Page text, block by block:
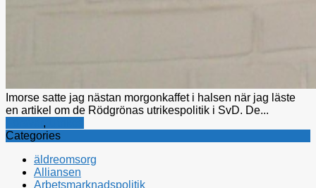
Imorse satte jag nästan morgonkaffet i halsen när jag läste
en artikel om de Rödgrönas utrikespolitik i SvD. De...
,
Categories
äldreomsorg
Alliansen
Arbetsmarknadspolitik